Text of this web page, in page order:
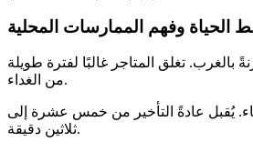
الحياة وفهم الممارسات المحلية
بالغرب. تغلق المتاجر غالبًا لفترة طويلة
من الغداء.
يُقبل عادةً التأخير من خمس عشرة إلى
ثلاثين دقيقة.